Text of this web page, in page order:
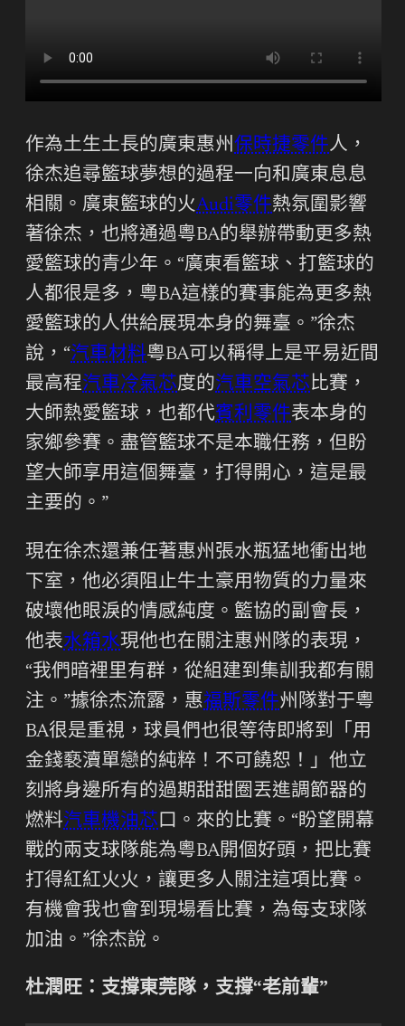
作為土生土長的廣東惠州保時捷零件人，
徐杰追尋籃球夢想的過程一向和廣東息息
相關。廣東籃球的火Audi零件熱氛圍影響
著徐杰，也將通過粵BA的舉辦帶動更多熱
愛籃球的青少年。“廣東看籃球、打籃球的
人都很是多，粵BA這樣的賽事能為更多熱
愛籃球的人供給展現本身的舞臺。”徐杰
說，“汽車材料粵BA可以稱得上是平易近間
最高程汽車冷氣芯度的汽車空氣芯比賽，
大師熱愛籃球，也都代賓利零件表本身的
家鄉參賽。盡管籃球不是本職任務，但盼
望大師享用這個舞臺，打得開心，這是最
主要的。”
現在徐杰還兼任著惠州張水瓶猛地衝出地
下室，他必須阻止牛土豪用物質的力量來
破壞他眼淚的情感純度。籃協的副會長，
他表水箱水現他也在關注惠州隊的表現，
“我們暗裡里有群，從組建到集訓我都有關
注。”據徐杰流露，惠福斯零件州隊對于粵
BA很是重視，球員們也很等待即將到「用
金錢褻瀆單戀的純粹！不可饒恕！」他立
刻將身邊所有的過期甜甜圈丟進調節器的
燃料汽車機油芯 口。來的比賽。“盼望開幕
戰的兩支球隊能為粵BA開個好頭，把比賽
打得紅紅火火，讓更多人關注這項比賽。
有機會我也會到現場看比賽，為每支球隊
加油。”徐杰說。
杜潤旺：支撐東莞隊，支撐“老前輩”